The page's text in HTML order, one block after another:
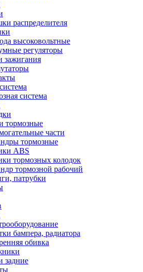
распределителя
высоковольтные
регуляторы
зажигания
система
тормозные
части
тормозные
ABS
тормозных колодок
тормозной рабочий
патрубки
бампера, радиатора
обивка
задние